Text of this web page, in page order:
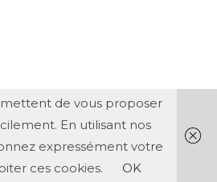
de vous proposer
En utilisant nos
expressément votre
ces cookies.
OK